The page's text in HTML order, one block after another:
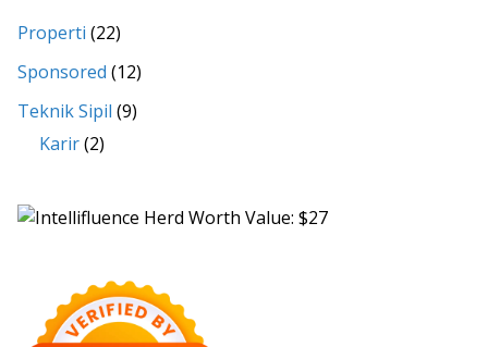
Properti (22)
Sponsored (12)
Teknik Sipil (9)
Karir(2)